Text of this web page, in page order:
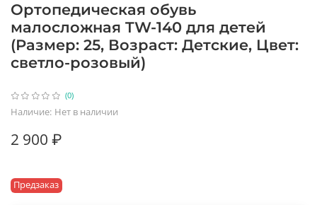
(0)
Наличие: Нет в наличии
Предзаказ
Ортопедическая обувь
малосложная TW-140 для детей
(Размер: 25, Возраст: Детские, Цвет:
светло-розовый)
2 900 ₽